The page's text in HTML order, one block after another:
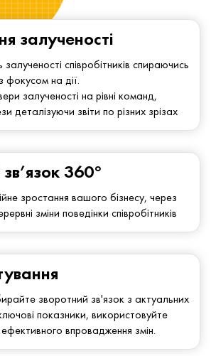
залученості
співробітників спираючись
фокусом на дії.
залученості на рівні команд,
деталізуючи звіти по різних зрізах
360°
зростання вашого бізнесу, через
зміни поведінки співробітників
зворотний зв'язок з актуальних
показники, використовуйте
впровадження змін.